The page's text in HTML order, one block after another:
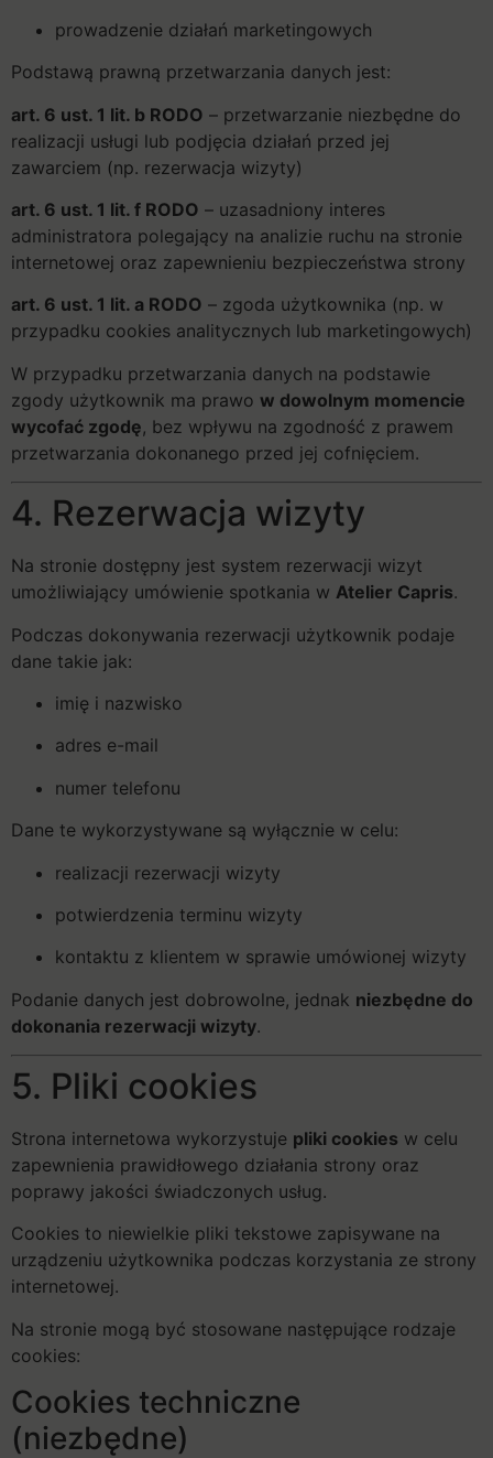
prowadzenie działań marketingowych
Podstawą prawną przetwarzania danych jest:
art. 6 ust. 1 lit. b RODO – przetwarzanie niezbędne do
realizacji usługi lub podjęcia działań przed jej
zawarciem (np. rezerwacja wizyty)
art. 6 ust. 1 lit. f RODO – uzasadniony interes
administratora polegający na analizie ruchu na stronie
internetowej oraz zapewnieniu bezpieczeństwa strony
art. 6 ust. 1 lit. a RODO – zgoda użytkownika (np. w
przypadku cookies analitycznych lub marketingowych)
W przypadku przetwarzania danych na podstawie
zgody użytkownik ma prawo w dowolnym momencie
wycofać zgodę, bez wpływu na zgodność z prawem
przetwarzania dokonanego przed jej cofnięciem.
4. Rezerwacja wizyty
Na stronie dostępny jest system rezerwacji wizyt
umożliwiający umówienie spotkania w Atelier Capris.
Podczas dokonywania rezerwacji użytkownik podaje
dane takie jak:
imię i nazwisko
adres e-mail
numer telefonu
Dane te wykorzystywane są wyłącznie w celu:
realizacji rezerwacji wizyty
potwierdzenia terminu wizyty
kontaktu z klientem w sprawie umówionej wizyty
Podanie danych jest dobrowolne, jednak niezbędne do
dokonania rezerwacji wizyty.
5. Pliki cookies
Strona internetowa wykorzystuje pliki cookies w celu
zapewnienia prawidłowego działania strony oraz
poprawy jakości świadczonych usług.
Cookies to niewielkie pliki tekstowe zapisywane na
urządzeniu użytkownika podczas korzystania ze strony
internetowej.
Na stronie mogą być stosowane następujące rodzaje
cookies:
Cookies techniczne
(niezbędne)